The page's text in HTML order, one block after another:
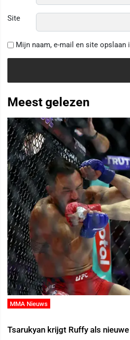
Site
Mijn naam, e-mail en site opslaan
Meest gelezen
MMA Nieuws
Tsarukyan krijgt Ruffy als